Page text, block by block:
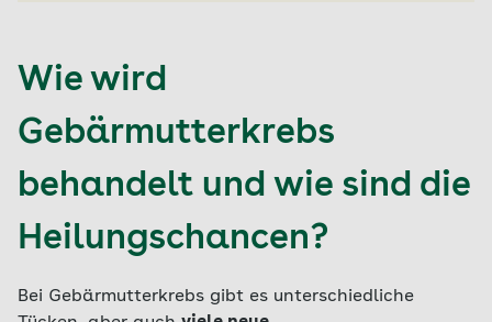
Wie wird
Gebärmutterkrebs
behandelt und wie sind die
Heilungschancen?
Bei Gebärmutterkrebs gibt es unterschiedliche